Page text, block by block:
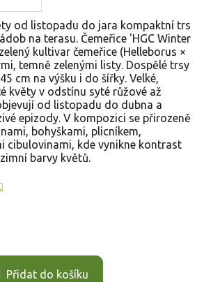
Přidat do košíku
od listopadu do jara kompaktní trs
na terasu. Čemeřice 'HGC Winter
kultivar čemeřice (Helleborus ×
temně zelenými listy. Dospělé trsy
cm na výšku i do šířky. Velké,
květy v odstínu syté růžové až
od listopadu do dubna a
epizody. V kompozici se přirozeně
bohyškami, plicníkem,
cibulovinami, kde vynikne kontrast
barvy květů.